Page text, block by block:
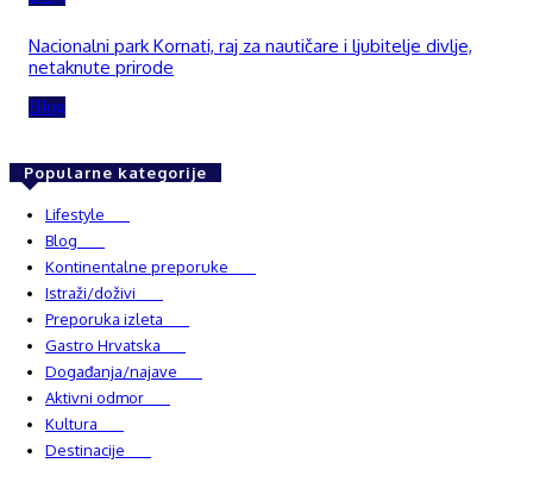
Nacionalni park Kornati, raj za nautičare i ljubitelje divlje,
netaknute prirode
Blog
Popularne kategorije
Lifestyle
Blog
Kontinentalne preporuke
Istraži/doživi
Preporuka izleta
Gastro Hrvatska
Događanja/najave
Aktivni odmor
Kultura
Destinacije